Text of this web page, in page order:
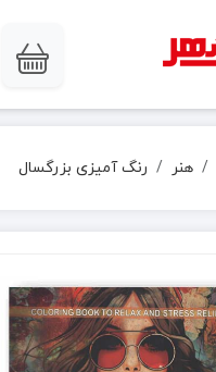
هنر رنگ آمیزی بزرگسال